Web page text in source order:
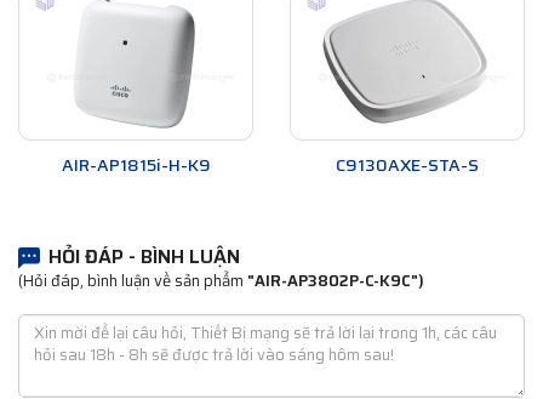
AIR-AP1815i-H-K9 C9130AXE-STA-S
HỎI ĐÁP - BÌNH LUẬN
(Hỏi đáp, bình luận về sản phẩm "AIR-AP3802P-C-K9C")